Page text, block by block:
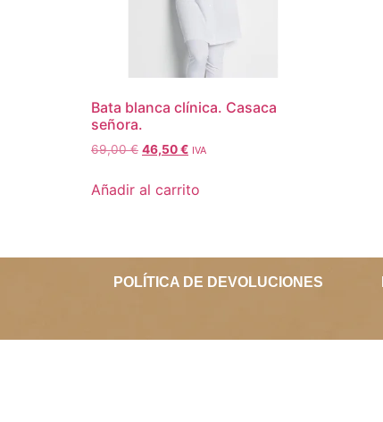
Bata blanca clínica. Casaca
señora.
69,00€ 46,50€ IVA
Añadir al carrito
POLÍTICA DE DEVOLUCIONES